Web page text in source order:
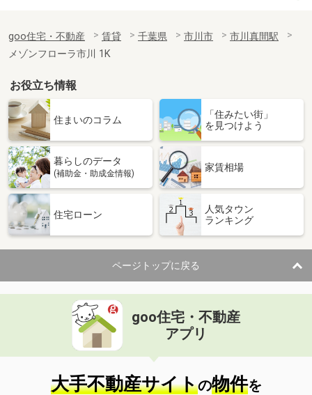
goo住宅・不動産 賃貸 千葉県 市川市
市川真間駅
メゾンフローラ市川 1K
お役立ち情報
住まいのコラム
「住みたい街」
を見つけよう
暮らしのデータ
(補助金・助成金情報)
家賃相場
住宅ローン
人気タウン
ランキング
ページトップに戻る
goo住宅・不動産
アプリ
大手不動産サイトの物件を